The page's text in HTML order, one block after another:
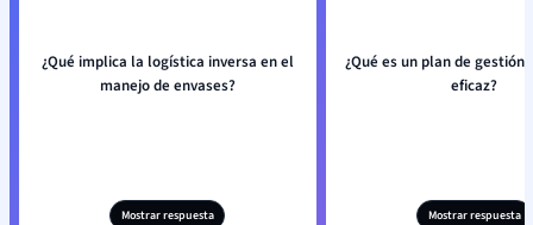
¿Qué implica la logística inversa en el
manejo de envases?
Mostrar respuesta
¿Qué es un plan de gestión
eficaz?
Mostrar respuesta